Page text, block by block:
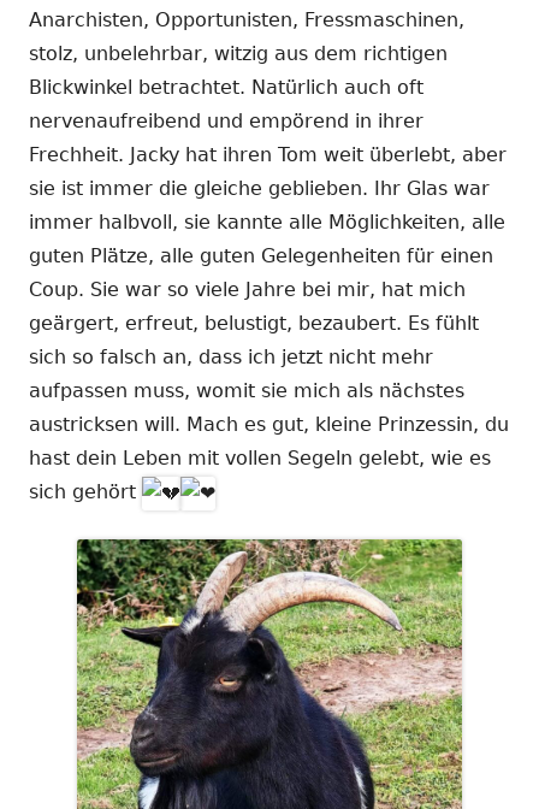
Anarchisten, Opportunisten, Fressmaschinen,
stolz, unbelehrbar, witzig aus dem richtigen
Blickwinkel betrachtet. Natürlich auch oft
nervenaufreibend und empörend in ihrer
Frechheit. Jacky hat ihren Tom weit überlebt, aber
sie ist immer die gleiche geblieben. Ihr Glas war
immer halbvoll, sie kannte alle Möglichkeiten, alle
guten Plätze, alle guten Gelegenheiten für einen
Coup. Sie war so viele Jahre bei mir, hat mich
geärgert, erfreut, belustigt, bezaubert. Es fühlt
sich so falsch an, dass ich jetzt nicht mehr
aufpassen muss, womit sie mich als nächstes
austricksen will. Mach es gut, kleine Prinzessin, du
hast dein Leben mit vollen Segeln gelebt, wie es
sich gehört